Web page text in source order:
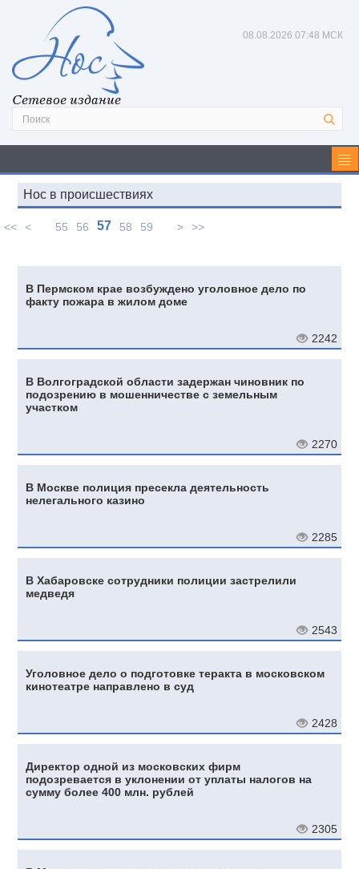
Сетевое издание
08.08.2026 07:48 МСК
Нос в происшествиях
<< < 55 56 57 58 59 > >>
В Пермском крае возбуждено уголовное дело по
факту пожара в жилом доме
2242
В Волгоградской области задержан чиновник по
подозрению в мошенничестве с земельным
участком
2270
В Москве полиция пресекла деятельность
нелегального казино
2285
В Хабаровске сотрудники полиции застрелили
медведя
2543
Уголовное дело о подготовке теракта в московском
кинотеатре направлено в суд
2428
Директор одной из московских фирм
подозревается в уклонении от уплаты налогов на
сумму более 400 млн. рублей
2305